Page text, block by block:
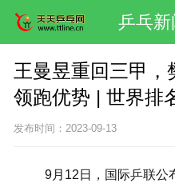
乒乓新
王曼昱重回三甲，
领跑优势 | 世界排
发布时间：2023-09-13
9月12日，国际乒联公